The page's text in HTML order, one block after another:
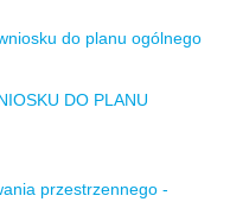
do planu ogólnego
DO PLANU
przestrzennego -